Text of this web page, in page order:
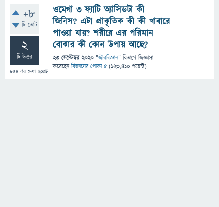
+8
টি ভোট
2
টি উত্তর
854 বার দেখা হয়েছে
ওমেগা 3 ফ্যাটি অ্যাসিডটা কী
জিনিস? এটা প্রাকৃতিক কী কী খাবারে
পাওয়া যায়? শরীরে এর পরিমান
বোঝার কী কোন উপায় আছে?
23 সেপ্টেম্বর 2020 "জীববিজ্ঞান" বিভাগে জিজ্ঞাসা
করেছেনবিজ্ঞানের পোকা ৫ (123,410 পয়েন্ট)